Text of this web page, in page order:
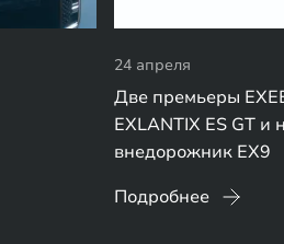
24 апреля
Две премьеры
EXLANTIX ES GT
внедорожник EX9
Подробнее